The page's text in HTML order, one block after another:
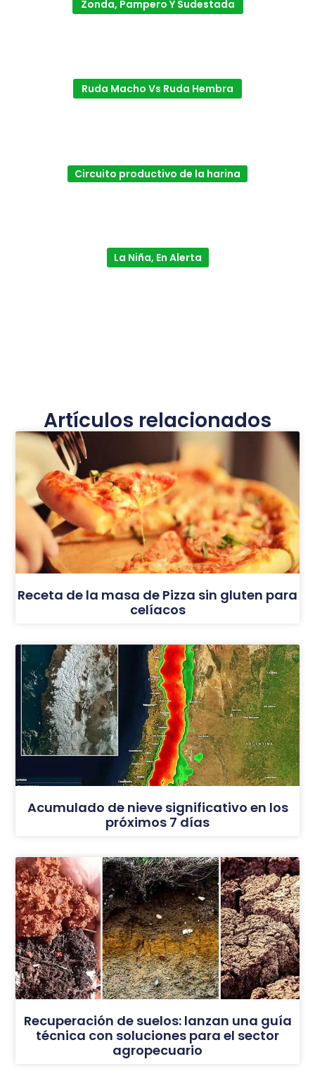
Zonda, Pampero Y Sudestada
Ruda Macho Vs Ruda Hembra
Circuito productivo de la harina
La Niña, En Alerta
Artículos relacionados
Receta de la masa de Pizza sin gluten para
celíacos
Acumulado de nieve significativo en los
próximos 7 días
Recuperación de suelos: lanzan una guía
técnica con soluciones para el sector
agropecuario